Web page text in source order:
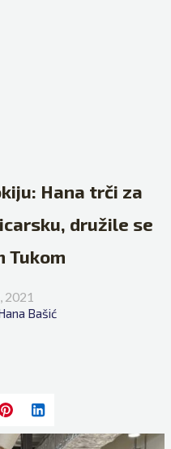
Hana trči za
družile se
Tukom
2021
Bašić